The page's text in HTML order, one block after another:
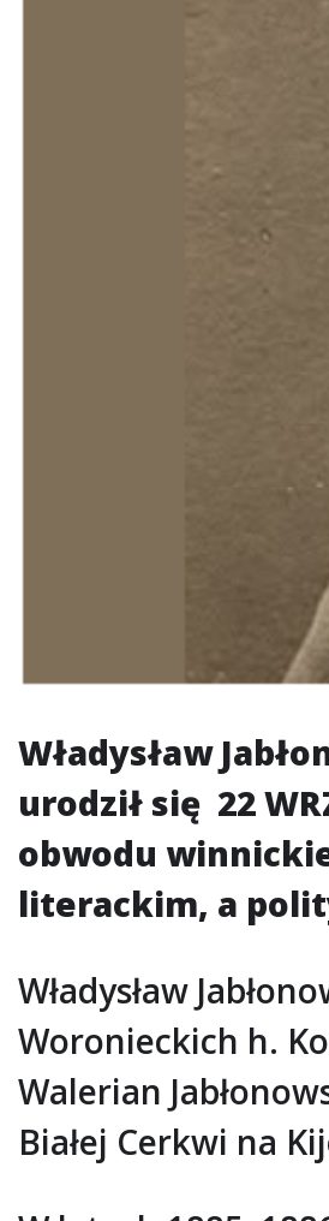
Władysław
urodził się 22
obwodu
literackim, a
Władysław
Woronieckich h.
Walerian
Białej Cerkwi na